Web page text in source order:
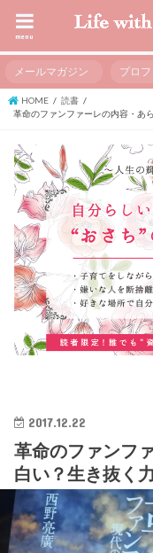
menu
メールマガジン プロ
HOME
読書
革命のファンファーレの内容・あ
2017.12.22
革命のファンフ
白い？生き抜く